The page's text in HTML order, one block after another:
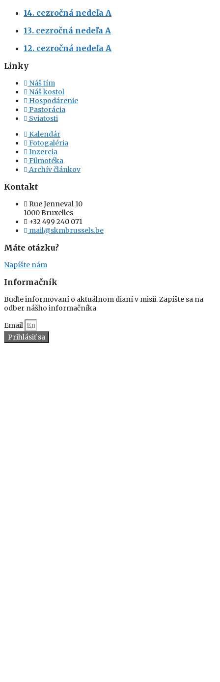
14. cezročná nedeľa A
13. cezročná nedeľa A
12. cezročná nedeľa A
Linky
Náš tím
Náš kostol
Hospodárenie
Pastorácia
Sviatosti
Kalendár
Fotogaléria
Inzercia
Filmotéka
Archív článkov
Kontakt
Rue Jenneval 10
1000 Bruxelles
+32 499 240 071
mail@skmbrussels.be
Máte otázku?
Napíšte nám
Informačník
Buďte informovaní o aktuálnom dianí v misii. Zapíšte sa na
odber nášho informačníka
Email
Prihlásiť sa